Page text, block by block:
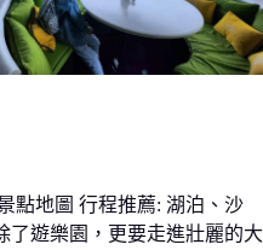
點地圖 行程推薦: 湖泊、沙
了遊樂園，更要走進壯麗的大